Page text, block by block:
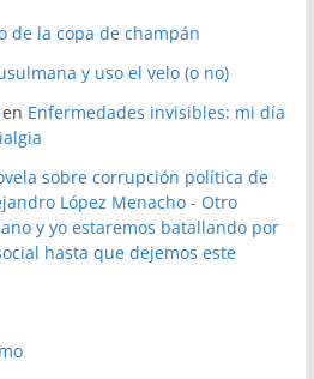
de la copa de champán
y uso el velo (o no)
en Enfermedades invisibles: mi día
sobre corrupción política de
López Menacho - Otro
y yo estaremos batallando por
hasta que dejemos este